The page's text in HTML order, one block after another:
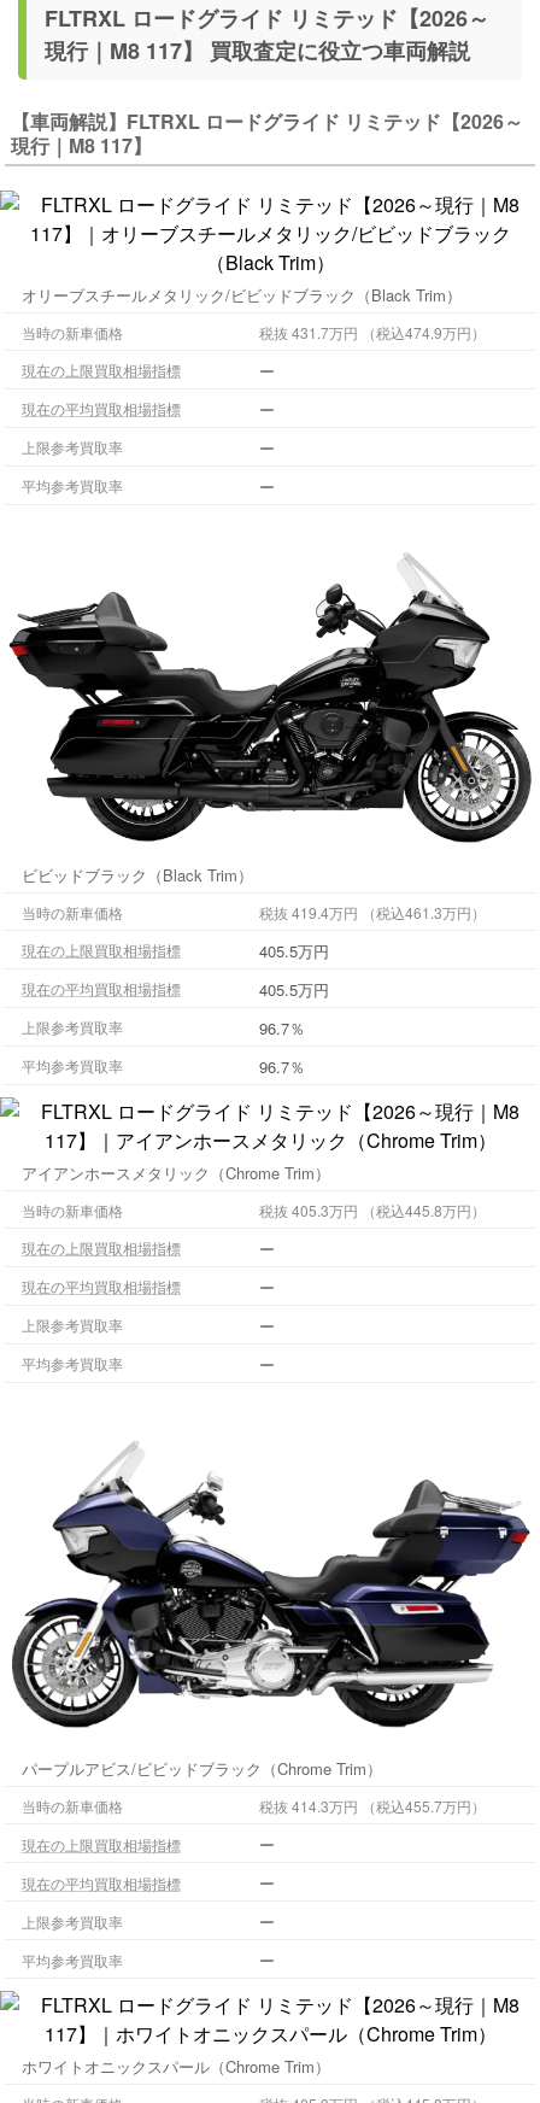
FLTRXL ロードグライド リミテッド【2026～
現行｜M8 117】 買取査定に役立つ車両解説
【車両解説】FLTRXL ロードグライド リミテッド【2026～
現行｜M8 117】
オリーブスチールメタリック/ビビッドブラック（Black Trim）
当時の新車価格
税抜 431.7万円 （税込474.9万円）
現在の上限買取相場指標
ー
現在の平均買取相場指標 ー
上限参考買取率 ー
平均参考買取率 ー
ビビッドブラック（Black Trim）
当時の新車価格
税抜 419.4万円 （税込461.3万円）
現在の上限買取相場指標
405.5万円
現在の平均買取相場指標 405.5万円
上限参考買取率 96.7％
平均参考買取率 96.7％
アイアンホースメタリック（Chrome Trim）
当時の新車価格
税抜 405.3万円 （税込445.8万円）
現在の上限買取相場指標
ー
現在の平均買取相場指標 ー
上限参考買取率 ー
平均参考買取率 ー
パープルアビス/ビビッドブラック（Chrome Trim）
当時の新車価格
税抜 414.3万円 （税込455.7万円）
現在の上限買取相場指標
ー
現在の平均買取相場指標 ー
上限参考買取率 ー
平均参考買取率 ー
ホワイトオニックスパール（Chrome Trim）